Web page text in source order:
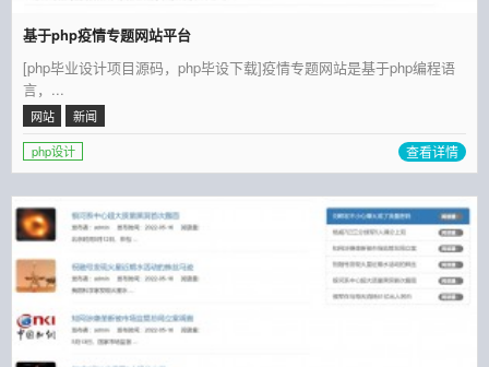
基于php疫情专题网站平台
[php毕业设计项目源码，php毕设下载]疫情专题网站是基于php编程语
言，...
网站 新闻
php设计 查看详情